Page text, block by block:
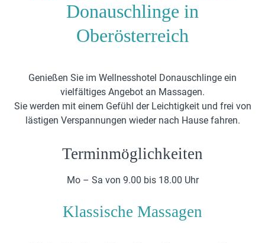
Donauschlinge in
Oberösterreich
Genießen Sie im Wellnesshotel Donauschlinge ein
vielfältiges Angebot an Massagen.
Sie werden mit einem Gefühl der Leichtigkeit und frei von
lästigen Verspannungen wieder nach Hause fahren.
Terminmöglichkeiten
Mo – Sa von 9.00 bis 18.00 Uhr
Klassische Massagen